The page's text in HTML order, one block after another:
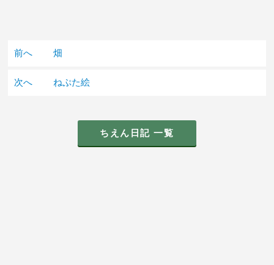
前へ 畑
次へ ねぷた絵
ちえん日記 一覧